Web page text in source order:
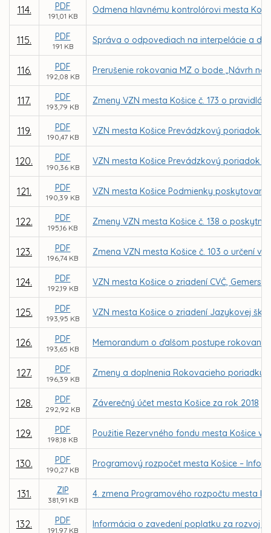
114. PDF
191,01 KB
Odmena hlavnému kontrolórovi mesta
115. PDF
191 KB
Správa o odpovediach na interpelácie a
116. PDF
192,08 KB
Prerušenie rokovania MZ o bode „Návrh na
117. PDF
193,79 KB
Zmeny VZN mesta Košice č. 173 o
119. PDF
190,47 KB
VZN mesta Košice Prevádzkový poriadok
120. PDF
190,36 KB
VZN mesta Košice Prevádzkový poriadok
121. PDF
190,39 KB
VZN mesta Košice Podmienky
122. PDF
195,16 KB
Zmeny VZN mesta Košice č. 138 o
123. PDF
196,74 KB
Zmena VZN mesta Košice č. 103 o určení
124. PDF
192,19 KB
VZN mesta Košice o zriadení CVČ,
125. PDF
193,95 KB
VZN mesta Košice o zriadení Jazykovej
126. PDF
193,65 KB
Memorandum o ďalšom postupe rokovaní
127. PDF
196,39 KB
Zmeny a doplnenia Rokovacieho poriadku
128. PDF
292,92 KB
Záverečný účet mesta Košice za rok 2018
129. PDF
198,18 KB
Použitie Rezervného fondu mesta Košice v
130. PDF
190,27 KB
Programový rozpočet mesta Košice –
131. ZIP
381,91 KB
4. zmena Programového rozpočtu mesta
132. PDF
191,97 KB
Informácia o zavedení poplatku za rozvoj s